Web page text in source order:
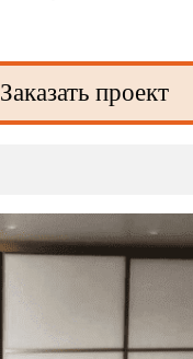
Заказать проект